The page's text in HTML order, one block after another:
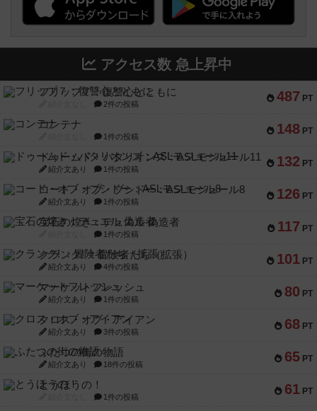
アクセス数 急上昇中
487 PT
フリップ７：復讐心とともに
2件の投稿
148 PT
コンテナ
1件の投稿
132 PT
ドゥームド・バタリオンズ：ASLモジュール11
紹介文あり 1件の投稿
126 PT
コード・オブ・ブシドー：ASLモジュール8
紹介文あり 1件の投稿
117 PT
宝石の煌き：デュエル 偽造者
1件の投稿
101 PT
クランク! ：冒険者たち（拡張）
紹介文あり 4件の投稿
80 PT
マーケットフレッシュ
紹介文あり 1件の投稿
68 PT
クロス・オブ・アイアン
紹介文あり 3件の投稿
65 PT
ふたつの街の物語
紹介文あり 18件の投稿
61 PT
とうほうの！
1件の投稿